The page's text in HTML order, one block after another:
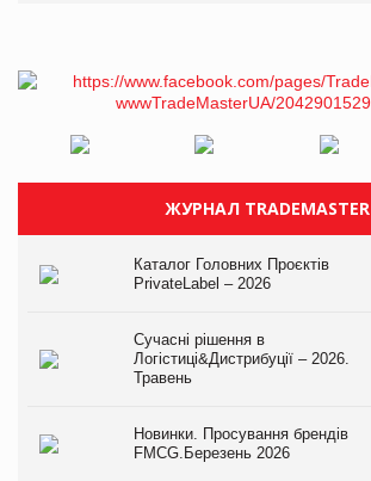
ЖУРНАЛ TRADEMASTER
Каталог Головних Проєктів
PrivateLabel – 2026
Сучасні рішення в
Логістиці&Дистрибуції – 2026.
Травень
Новинки. Просування брендів
FMCG.Березень 2026